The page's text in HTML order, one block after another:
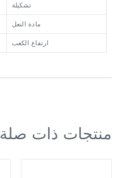
تشكيلة
مادة النعل
ارتفاع الكعب
منتجات ذات صلة